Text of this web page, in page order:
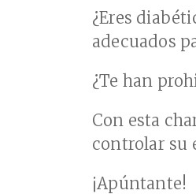
Promociones
fórmulas
¿Eres
adecuados
¿Te han
Con esta
controlar su
¡Apúntante!